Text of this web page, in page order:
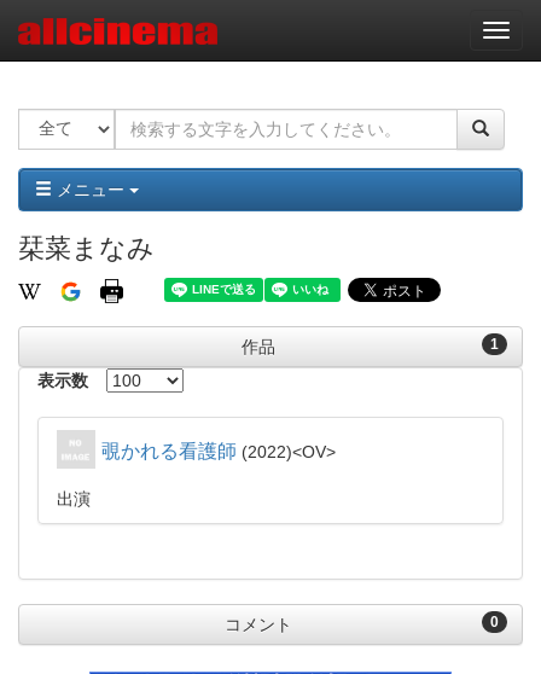
ナ
ビ
ー
ョ
ン
メニュー
栞菜まなみ
1
作品
表示数
覗かれる看護師 2022 OV
出演
0
コメント